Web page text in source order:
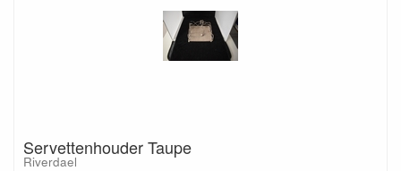
Servettenhouder Taupe
Riverdael